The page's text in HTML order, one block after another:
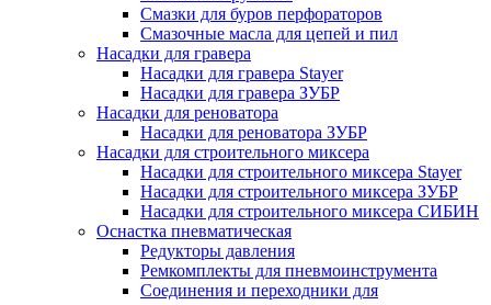
Смазки для буров перфораторов
Смазочные масла для цепей и пил
Насадки для гравера
Насадки для гравера Stayer
Насадки для гравера ЗУБР
Насадки для реноватора
Насадки для реноватора ЗУБР
Насадки для строительного миксера
Насадки для строительного миксера Stayer
Насадки для строительного миксера ЗУБР
Насадки для строительного миксера СИБИН
Оснастка пневматическая
Редукторы давления
Ремкомплекты для пневмоинструмента
Соединения и переходники для